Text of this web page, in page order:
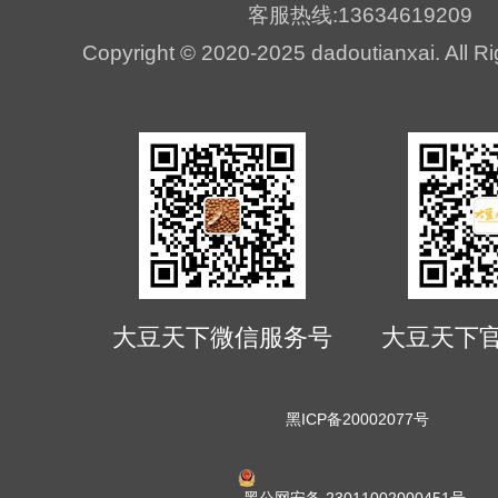
客服热线:13634619209
Copyright © 2020-2025 dadoutianxai. All
大豆天下微信服务号 大豆天下
黑ICP备20002077号